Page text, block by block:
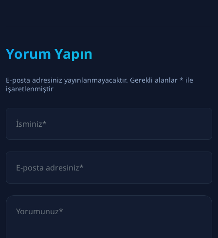
Yorum Yapın
E-posta adresiniz yayınlanmayacaktır. Gerekli alanlar * ile
işaretlenmiştir